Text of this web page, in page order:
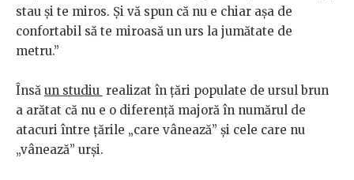
stau și te miros. Și vă spun că nu e chiar așa de
confortabil să te miroasă un urs la jumătate de
metru.”
Însă un studiu realizat în țări populate de ursul brun
a arătat că nu e o diferență majoră în numărul de
atacuri între țările „care vânează” și cele care nu
„vânează” urși.